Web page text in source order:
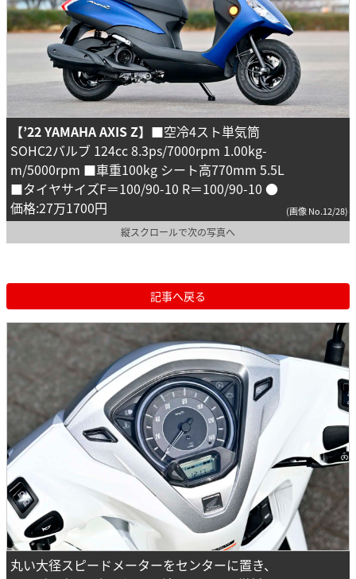
【’22 YAMAHA AXIS Z】 ■空冷4スト単気筒
SOHC2バルブ 124cc 8.3ps/7000rpm 1.00kg-
m/5000rpm ■車重100kg シート高770mm 5.5L
■タイヤサイズF＝100/90-10 R＝100/90-10 ●
価格:27万1700円
(画像 No.12/28)
縦スクロールで次の写真へ
記事へ戻る
丸い大径スピードメーターをセンターに置き、